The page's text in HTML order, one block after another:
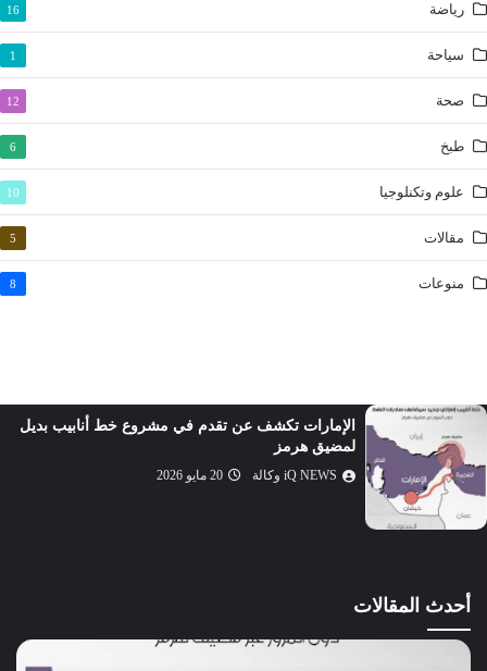
التين
القدر
التكاثر
العصر
الماعون
الكوثر
الكافرون
النصر
الفلق
الناس
رياضة 16
سياحة 1
صحة 12
طبخ 6
علوم وتكنلوجيا 10
مقالات 5
منوعات 8
الإمارات تكشف عن تقدم في مشروع خط أنابيب بديل
لمضيق هرمز
iQ NEWS وكالة 20 مايو 2026
أحدث المقالات